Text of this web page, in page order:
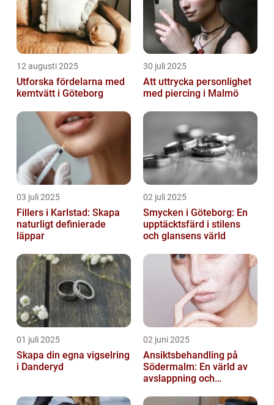
12 augusti 2025
Utforska fördelarna med
kemtvätt i Göteborg
30 juli 2025
Att uttrycka personlighet
med piercing i Malmö
03 juli 2025
Fillers i Karlstad: Skapa
naturligt definierade
läppar
02 juli 2025
Smycken i Göteborg: En
upptäcktsfärd i stilens
och glansens värld
01 juli 2025
Skapa din egna vigselring
i Danderyd
02 juni 2025
Ansiktsbehandling på
Södermalm: En värld av
avslappning och